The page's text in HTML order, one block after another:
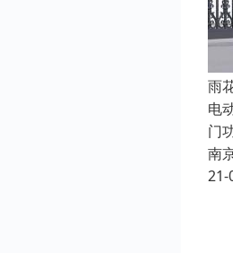
雨
电
门
南
21-